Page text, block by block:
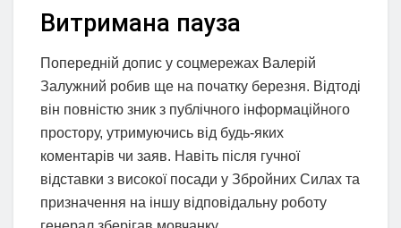
Витримана пауза
Попередній допис у соцмережах Валерій
Залужний робив ще на початку березня. Відтоді
він повністю зник з публічного інформаційного
простору, утримуючись від будь-яких
коментарів чи заяв. Навіть після гучної
відставки з високої посади у Збройних Силах та
призначення на іншу відповідальну роботу